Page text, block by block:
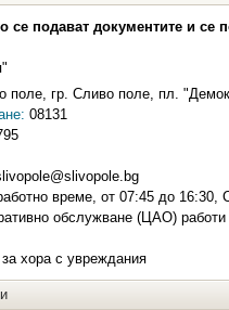
се подават документите и се
поле, гр. Сливо поле, пл.
08131
време, от 07:45 до 16:30,
обслужване (ЦАО)
хора с увреждания